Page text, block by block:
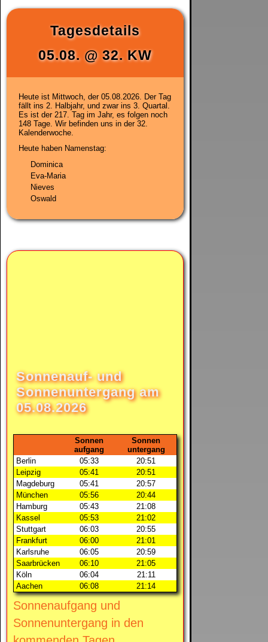
Tagesdetails
05.08. @ 32. KW
Heute ist Mittwoch, der 05.08.2026. Der Tag
fällt ins 2. Halbjahr, und zwar ins 3. Quartal.
Es ist der 217. Tag im Jahr, es folgen noch
148 Tage. Wir befinden uns in der 32.
Kalenderwoche.
Heute haben Namenstag:
Dominica
Eva-Maria
Nieves
Oswald
Sonnenauf- und
Sonnenuntergang am
05.08.2026
Sonnen
aufgang
Sonnen
untergang
Berlin
05:33
20:51
Leipzig
05:41
20:51
Magdeburg
05:41
20:57
München
05:56
20:44
Hamburg
05:43
21:08
Kassel
05:53
21:02
Stuttgart
06:03
20:55
Frankfurt
06:00
21:01
Karlsruhe
06:05
20:59
Saarbrücken
06:10
21:05
Köln
06:04
21:11
Aachen
06:08 21:14
Sonnenaufgang und
Sonnenuntergang in den